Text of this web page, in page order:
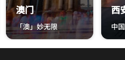
澳门
「澳」妙无限
西
中